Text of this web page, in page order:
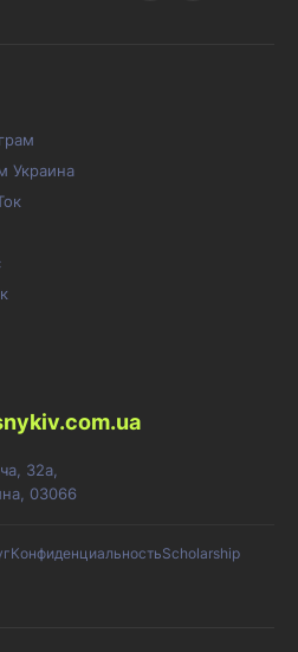
Украина
32а,
03066
КонфиденциальностьScholarship